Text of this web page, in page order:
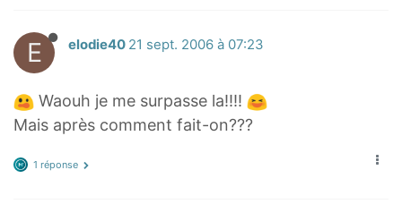
E elodie40 21 sept. 2006 à 07:23
Waouh je me surpasse la!!!!
Mais après comment fait-on???
1 réponse